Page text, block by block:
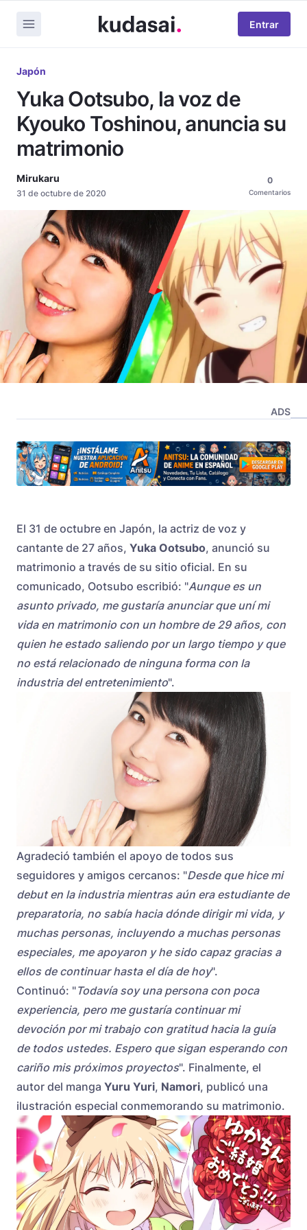
Entrar
Japón
Yuka Ootsubo, la voz de
Kyouko Toshinou, anuncia su
matrimonio
Mirukaru
31 de octubre de 2020
0
Comentarios
ADS
El 31 de octubre en Japón, la actriz de voz y
cantante de 27 años, Yuka Ootsubo, anunció su
matrimonio a través de su sitio oficial. En su
comunicado, Ootsubo escribió: "Aunque es un
asunto privado, me gustaría anunciar que uní mi
vida en matrimonio con un hombre de 29 años, con
quien he estado saliendo por un largo tiempo y que
no está relacionado de ninguna forma con la
industria del entretenimiento".
Agradeció también el apoyo de todos sus
seguidores y amigos cercanos: "Desde que hice mi
debut en la industria mientras aún era estudiante de
preparatoria, no sabía hacia dónde dirigir mi vida, y
muchas personas, incluyendo a muchas personas
especiales, me apoyaron y he sido capaz gracias a
ellos de continuar hasta el día de hoy".
Continuó: "Todavía soy una persona con poca
experiencia, pero me gustaría continuar mi
devoción por mi trabajo con gratitud hacia la guía
de todos ustedes. Espero que sigan esperando con
cariño mis próximos proyectos". Finalmente, el
autor del manga Yuru Yuri, Namori, publicó una
ilustración especial conmemorando su matrimonio.